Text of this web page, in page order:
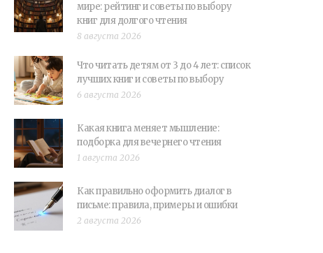
мире: рейтинг и советы по выбору
книг для долгого чтения
8 августа 2026
Что читать детям от 3 до 4 лет: список
лучших книг и советы по выбору
6 августа 2026
Какая книга меняет мышление:
подборка для вечернего чтения
1 августа 2026
Как правильно оформить диалог в
письме: правила, примеры и ошибки
2 августа 2026